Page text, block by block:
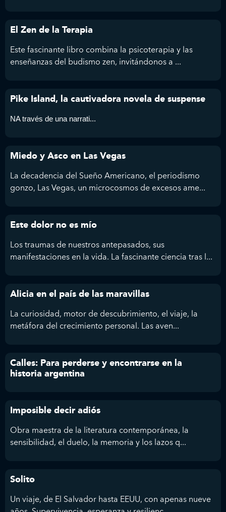
El Zen de la Terapia
Este fascinante libro combina la psicoterapia y las
enseñanzas del budismo zen, invitándonos a ...
Pike Island, la cautivadora novela de suspense
NA través de una narrati...
Miedo y Asco en Las Vegas
La decadencia del Sueño Americano, el periodismo
gonzo, Las Vegas, un microcosmos de excesos ame...
Este dolor no es mío
Los traumas de nuestros antepasados, sus
manifestaciones en la vida. La fascinante ciencia tras l...
Alicia en el país de las maravillas
La curiosidad, motor de descubrimiento, el viaje, la
metáfora del crecimiento personal. Las aven...
Calles: Para perderse y encontrarse en la
historia argentina
Imposible decir adiós
Obra maestra de la literatura contemporánea, la
sensibilidad, el duelo, la memoria y los lazos q...
Solito
Un viaje, de El Salvador hasta EEUU, con apenas nueve